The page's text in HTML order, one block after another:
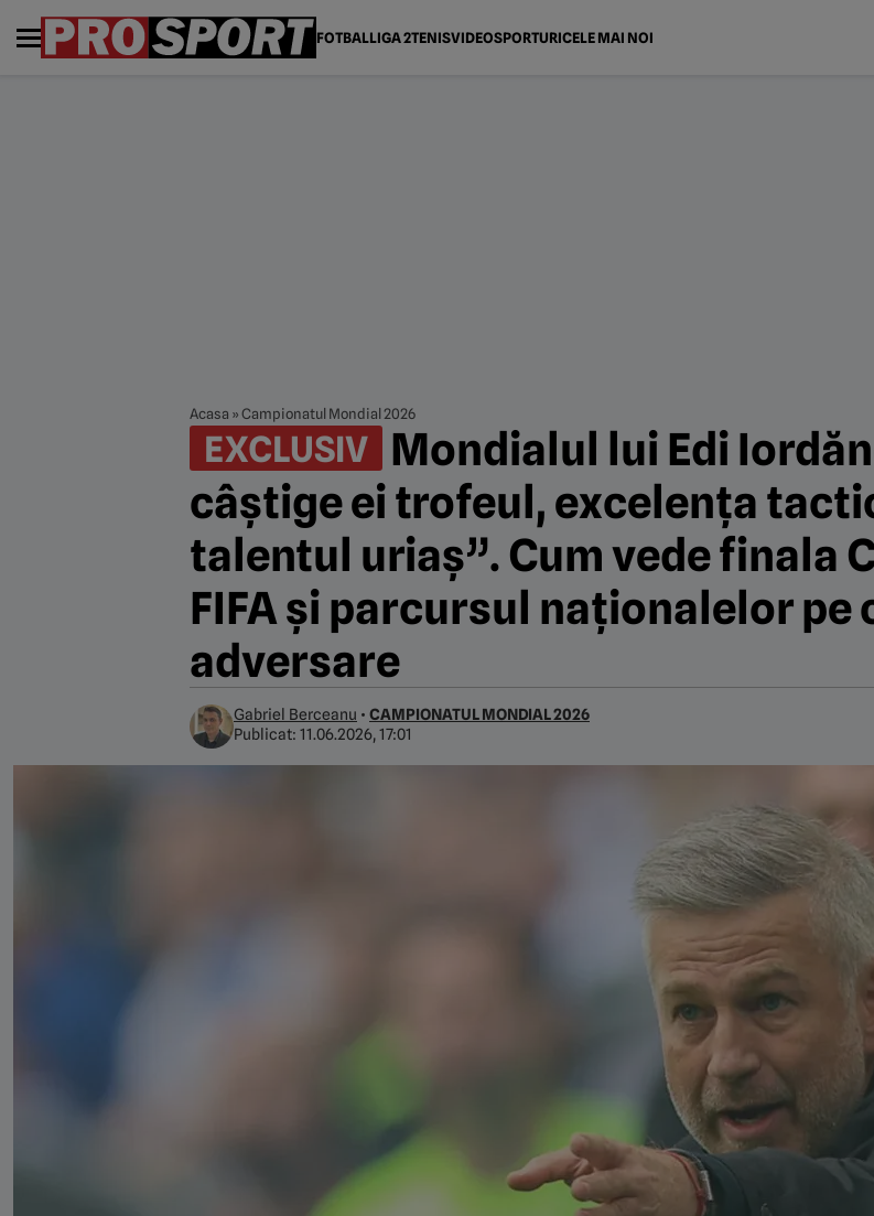
FOTBALLIGA 2TENISVIDEOSPORTURICELE MAI NOI
Acasa »Campionatul Mondial 2026
EXCLUSIV Mondialul lui Edi
câștige ei trofeul, excelența
talentul uriaș”. Cum vede finala
FIFA și parcursul naționalelor pe
adversare
Gabriel Berceanu • CAMPIONATUL MONDIAL 2026
Publicat: 11.06.2026, 17:01